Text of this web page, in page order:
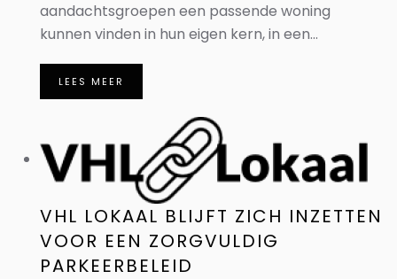
aandachtsgroepen een passende woning
kunnen vinden in hun eigen kern, in een...
LEES MEER
VHL LOKAAL BLIJFT ZICH INZETTEN
VOOR EEN ZORGVULDIG
PARKEERBELEID